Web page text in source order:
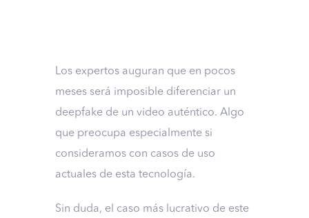
Los expertos auguran que en pocos
meses será imposible diferenciar un
deepfake de un video auténtico. Algo
que preocupa especialmente si
consideramos con casos de uso
actuales de esta tecnología.
Sin duda, el caso más lucrativo de este